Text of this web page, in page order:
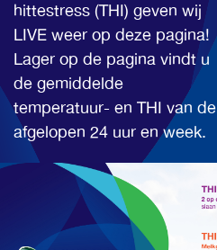
hittestress (THI) geven wij
LIVE weer op deze pagina!
Lager op de pagina vindt u
de gemiddelde
temperatuur- en THI van de
afgelopen 24 uur en week.